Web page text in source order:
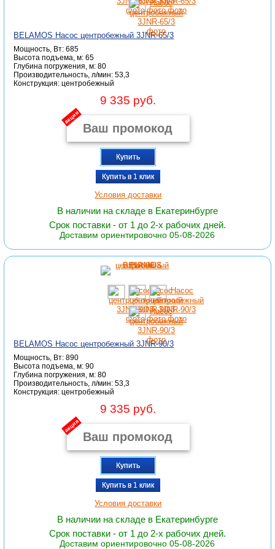
BELAMOS Насос центробежный 3JNR-65/3
Мощность, Вт: 685
Высота подъема, м: 65
Глубина погружения, м: 80
Производительность, л/мин: 53,3
Конструкция: центробежный
9 335 руб.
акция
Купить
Купить в 1 клик
Условия доставки
В наличии на складе в Екатеринбурге
Срок поставки - от 1 до 2-х рабочих дней.
Доставим ориентировочно 05-08-2026
BELAMOS Насос центробежный 3JNR-90/3
Мощность, Вт: 890
Высота подъема, м: 90
Глубина погружения, м: 80
Производительность, л/мин: 53,3
Конструкция: центробежный
9 335 руб.
акция
Купить
Купить в 1 клик
Условия доставки
В наличии на складе в Екатеринбурге
Срок поставки - от 1 до 2-х рабочих дней.
Доставим ориентировочно 05-08-2026